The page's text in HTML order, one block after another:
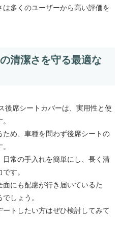
多くのユーザーから高い評価を
清潔さを守る最適な
後席シートカバーは、実用性と使
め、車種を問わず後席シートの
常の手入れを簡単にし、長く清
す。
にも配慮が行き届いているた
しょう。
トしたい方はぜひ検討してみて